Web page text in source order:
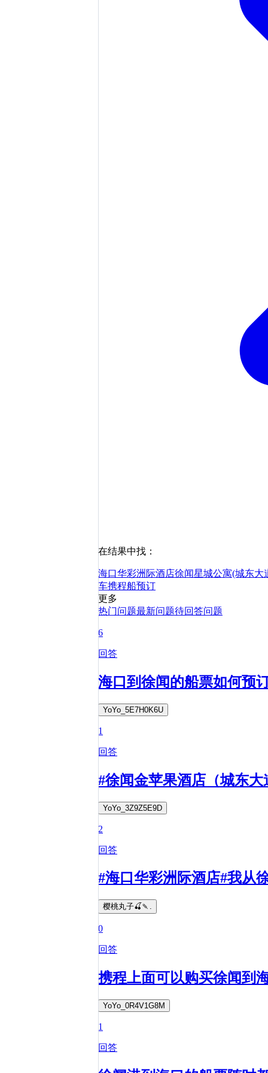
在结果中找：
海口华彩洲际酒店徐闻星城公寓(城东大
车携程船预订
更多
热门问题最新问题待回答问题
6
回答
海口到徐闻的船票如何预
YoYo_5E7H0K6U
1
回答
#徐闻金苹果酒店（城东
YoYo_3Z9Z5E9D
2
回答
#海口华彩洲际酒店#我从
樱桃丸子🍒🍡.
0
回答
携程上面可以购买徐闻到
YoYo_0R4V1G8M
1
回答